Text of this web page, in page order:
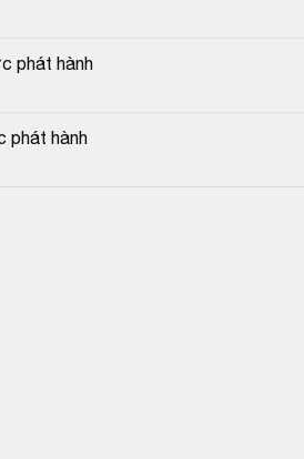
phát hành
phát hành